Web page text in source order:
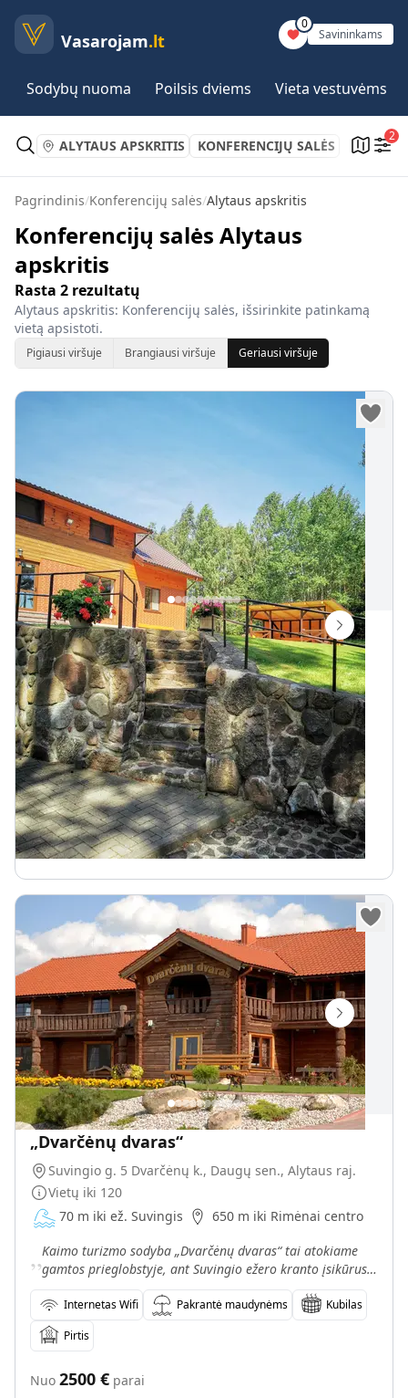
Vasarojam.lt
0
Savininkams
Sodybų nuoma Poilsis dviems Vieta vestuvėms
ALYTAUS APSKRITIS KONFERENCIJŲ SALĖS
2
Pagrindinis/Konferencijų salės/Alytaus apskritis
Konferencijų salės Alytaus
apskritis
Rasta 2 rezultatų
Alytaus apskritis: Konferencijų salės, išsirinkite patinkamą
vietą apsistoti.
Pigiausi viršuje Brangiausi viršuje Geriausi viršuje
„Danutės“ sodyba
Viktorino pl. 2, Taikūnų k., Veisiejų sen., Lazdijų r.
Vietų iki40
50 m iki ež. Trikojis
„Sodyba ant pačio Trikojo ežero kranto, vienkiemyje,
Veisiejų regioniniame parke.
Pakrantė maudynėms Pirtis
Nuo 400€ parai
„Dvarčėnų dvaras“
Suvingio g. 5 Dvarčėnų k., Daugų sen., Alytaus raj.
Vietų iki 120
70 m iki ež. Suvingis
650 m iki Rimėnai centro
„Kaimo turizmo sodyba „Dvarčėnų dvaras“ tai atokiame
gamtos prieglobstyje, ant Suvingio ežero kranto įsikūrusi
sodyba. Jauki aplinka Jums ir Jūsų artimiesiems, b
Internetas Wifi Pakrantė maudynėms
Kubilas
Pirtis
Nuo 2500 € parai